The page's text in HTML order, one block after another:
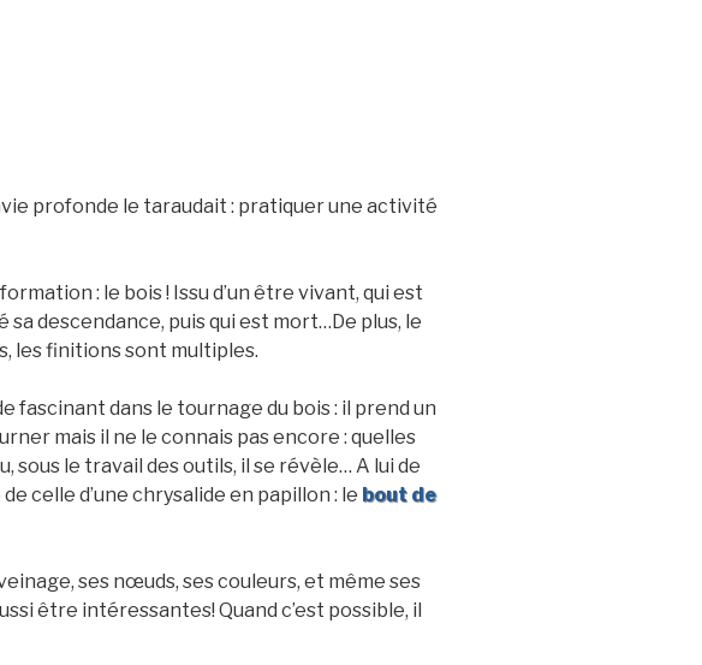
profonde le taraudait : pratiquer une activité
: le bois ! Issu d’un être vivant, qui est
sa descendance, puis qui est mort…De plus, le
les finitions sont multiples.
fascinant dans le tournage du bois : il prend un
mais il ne le connais pas encore : quelles
sous le travail des outils, il se révèle… A lui de
celle d’une chrysalide en papillon : le bout de
ses nœuds, ses couleurs, et même ses
être intéressantes! Quand c’est possible, il